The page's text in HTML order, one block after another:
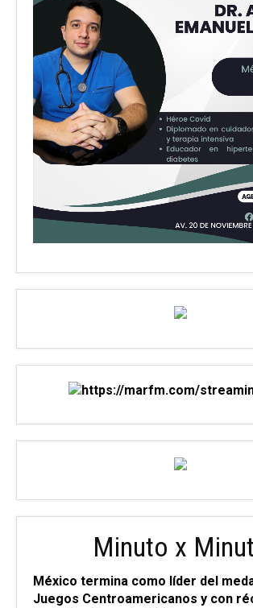
Minuto x
México termina como líder del
Juegos Centroamericanos y con